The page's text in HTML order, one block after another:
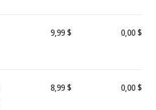
9,99 $ 0,00 $
8,99 $ 0,00 $